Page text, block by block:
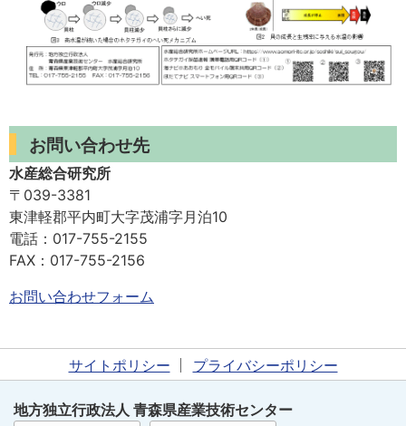
お問い合わせ先
水産総合研究所
〒039-3381
東津軽郡平内町大字茂浦字月泊10
電話：017-755-2155
FAX：017-755-2156
お問い合わせフォーム
サイトポリシー プライバシーポリシー
地方独立行政法人 青森県産業技術センター